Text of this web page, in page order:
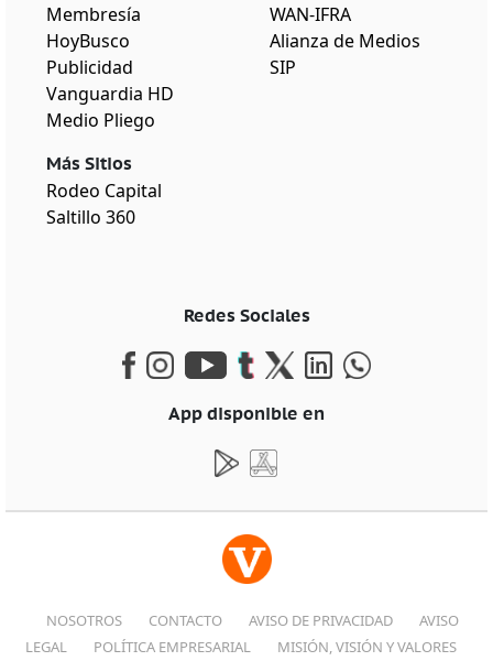
Membresía
HoyBusco
Publicidad
Vanguardia HD
Medio Pliego
Más Sitios
Rodeo Capital
Saltillo 360
WAN-IFRA
Alianza de Medios
SIP
Redes Sociales
App disponible en
NOSOTROS CONTACTO AVISO DE PRIVACIDAD
AVISO
LEGAL
POLÍTICA EMPRESARIAL MISIÓN, VISIÓN Y VALORES